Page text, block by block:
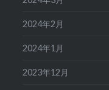
2024年2月
2024年1月
2023年12月